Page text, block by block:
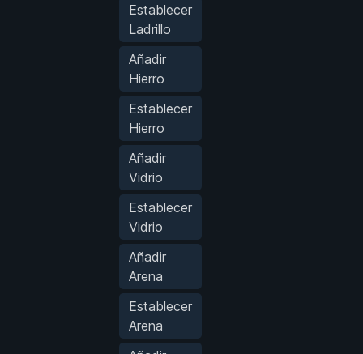
Establecer
Ladrillo
Añadir
Hierro
Establecer
Hierro
Añadir
Vidrio
Establecer
Vidrio
Añadir
Arena
Establecer
Arena